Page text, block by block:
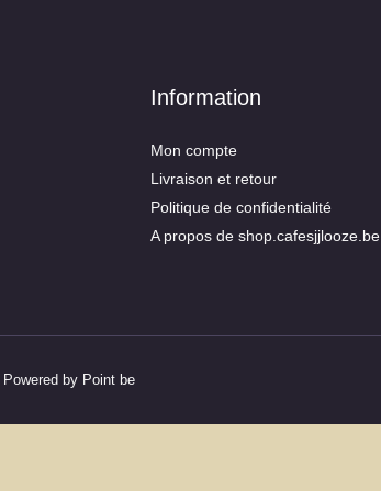
Information
Mon compte
Livraison et retour
Politique de confidentialité
A propos de shop.cafesjjlooze.be
by Point be